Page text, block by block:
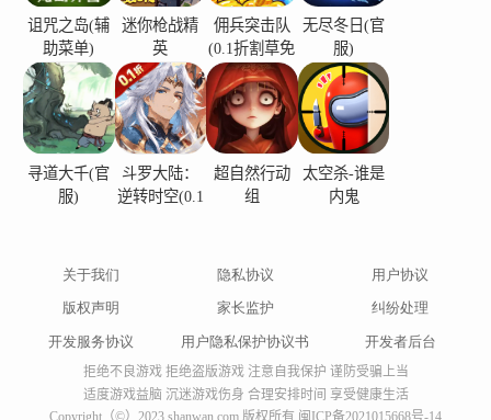
统。 在我们的免费城市出租车驾驶游戏中体验前所
未有的出租车游戏司机的生活。 在最好的城市出租
车游戏之一中体验出租车驾驶并向乘客收取出租车
费。 在新一代最佳出租车驾驶游戏中，驾驶黄色出
租车开始新的一天。 您将访问许多城市，并在城市
出租车驾驶 2d 和越野出租车模拟器 2024 环境中享
受白天和夜晚的场景。 出租车模拟器 3d 的特点 - 出
游戏控制 2024 年城市出租车游戏中的不同摄像机角
度 真正的汽车出租车驾驶的背景音乐 越野出租车司
机游戏中的高品质高清图形 最新版本0.5更新日志
Last updated on 2024年01月19日 Minor bug fixes
and improvements. Install or update to the newest
诅咒之岛(辅
助菜单)
迷你枪战精
英
佣兵突击队
(0.1折割草免
费版)
无尽冬日(官
服)
寻道大千(官
服)
斗罗大陆：
逆转时空(0.1
超自然行动
组
太空杀-谁是
内鬼
关于我们 隐私协议
用户协议
版权声明
家长监护
纠纷处理
开发服务协议
用户隐私保护协议书 开发者后台
拒绝不良游戏 拒绝盗版游戏 注意自我保护 谨防受骗上当
适度游戏益脑 沉迷游戏伤身 合理安排时间 享受健康生活